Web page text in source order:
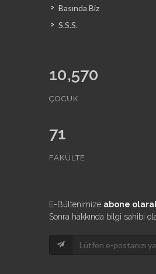
Basında Biz
S.S.S.
10,570
ÇOCUK
71
FAKÜLTE
E-Bültenimize abone
Sonra hakkında bilgi sahibi